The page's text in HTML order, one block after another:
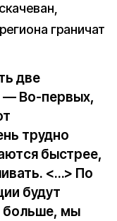
граничат
две
— Во-первых,
трудно
быстрее,
<…> По
будут
больше, мы